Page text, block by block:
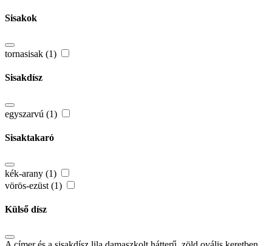
Sisakok
tornasisak (1)
Sisakdísz
egyszarvú (1)
Sisaktakaró
kék-arany (1)
vörös-ezüst (1)
Külső dísz